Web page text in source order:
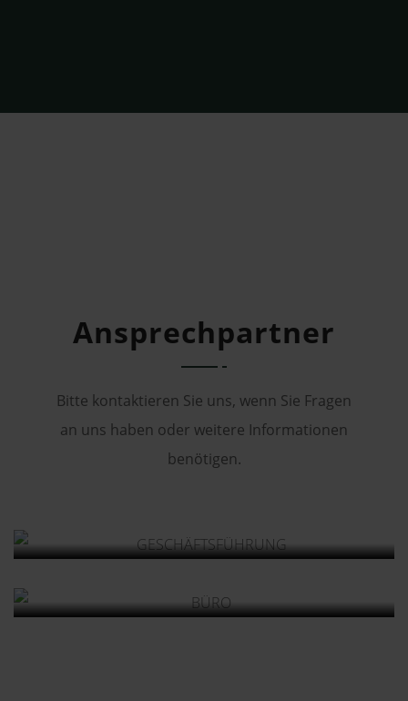
Ansprechpartner
Bitte kontaktieren Sie uns, wenn Sie Fragen
an uns haben oder weitere Informationen
benötigen.
David Schubert
Daniel Rentsch
Anett Schurmann
BÜRO